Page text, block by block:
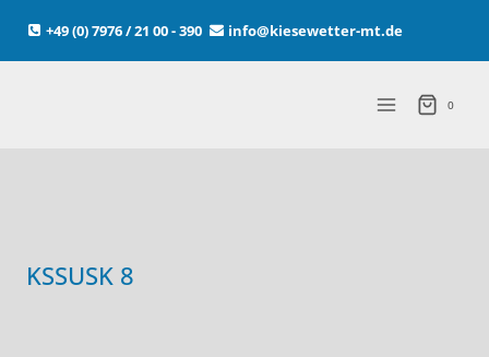
Inhalt
springen
+49 (0) 7976 / 21 00 - 390 info@kiesewetter-mt.de
0
KSSUSK 8